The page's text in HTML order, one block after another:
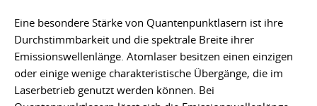
Eine besondere Stärke von Quantenpunktlasern ist ihre
Durchstimmbarkeit und die spektrale Breite ihrer
Emissionswellenlänge. Atomlaser besitzen einen einzigen
oder einige wenige charakteristische Übergänge, die im
Laserbetrieb genutzt werden können. Bei